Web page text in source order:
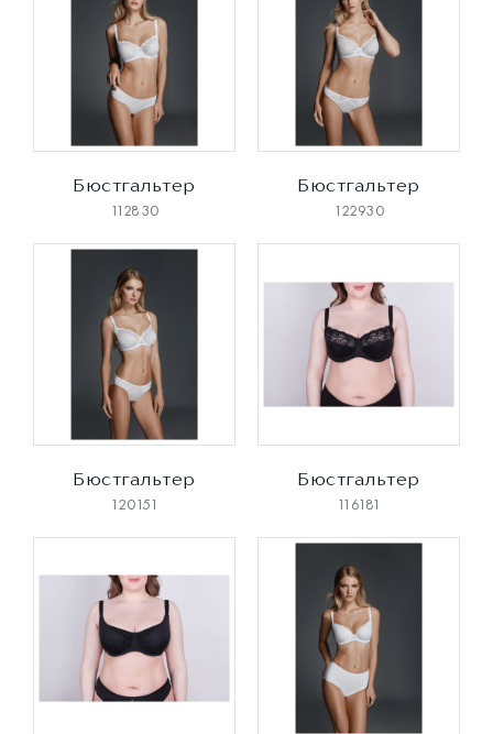
Бюстгальтер
112830
Бюстгальтер
122930
Бюстгальтер
120151
Бюстгальтер
116181